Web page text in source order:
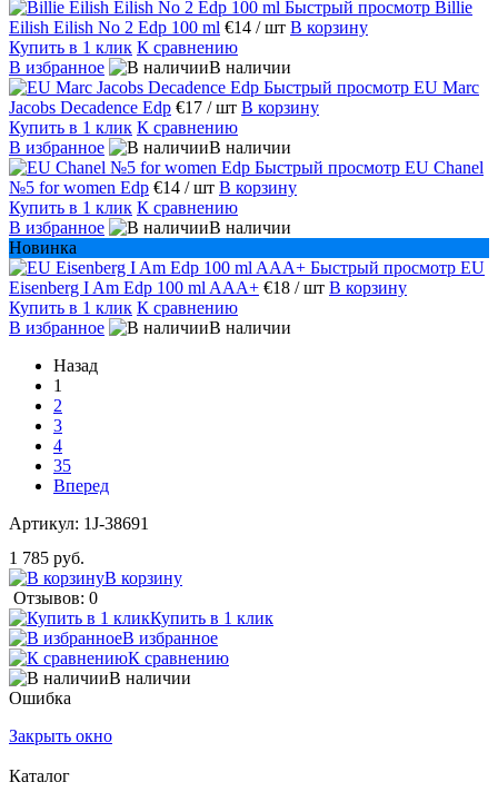
Быстрый просмотр Billie
Eilish Eilish No 2 Edp 100 ml €14 / шт В корзину
Купить в 1 клик К сравнению
В избранное
В наличии
Быстрый просмотр EU Marc
Jacobs Decadence Edp €17 / шт В корзину
Купить в 1 клик К сравнению
В избранное
В наличии
Быстрый просмотр EU Chanel
№5 for women Edp €14 / шт В корзину
Купить в 1 клик К сравнению
В избранное
В наличии
Новинка
Быстрый просмотр EU
Eisenberg I Am Edp 100 ml AAA+ €18 / шт В корзину
Купить в 1 клик К сравнению
В избранное
В наличии
Назад
1
2
3
4
35
Вперед
Артикул: 1J-38691
1 785 руб.
В корзину
Отзывов: 0
Купить в 1 клик
В избранное
К сравнению
В наличии
Ошибка
Закрыть окно
Каталог